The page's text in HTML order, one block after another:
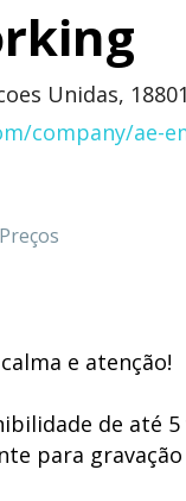
Unidas,
company/ae-
Preços
e atenção!
de até
para